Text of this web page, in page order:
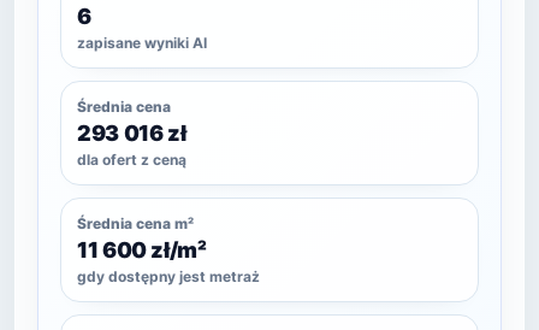
6
zapisane wyniki AI
Średnia cena
293 016 zł
dla ofert z ceną
Średnia cena m²
11 600 zł/m²
gdy dostępny jest metraż